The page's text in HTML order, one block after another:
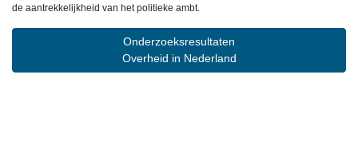
de aantrekkelijkheid van het politieke ambt.
Onderzoeksresultaten
Overheid in Nederland